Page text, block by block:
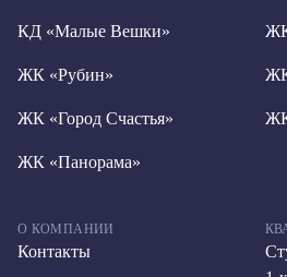
КД «Малые Вешки»
ЖК «Рубин»
ЖК «Город Счастья»
ЖК «Панорама»
О КОМПАНИИ
Контакты